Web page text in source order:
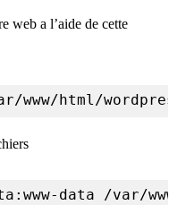
web a l’aide de cette
www/html/wordpress
data /var/